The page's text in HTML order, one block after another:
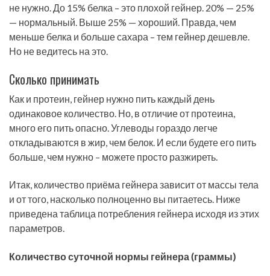
не нужно. До 15% белка – это плохой гейнер. 20% — 25%
— нормальный. Выше 25% — хороший. Правда, чем
меньше белка и больше сахара – тем гейнер дешевле.
Но не ведитесь на это.
Сколько принимать
Как и протеин, гейнер нужно пить каждый день
одинаковое количество. Но, в отличие от протеина,
много его пить опасно. Углеводы гораздо легче
откладываются в жир, чем белок. И если будете его пить
больше, чем нужно – можете просто разжиреть.
Итак, количество приёма гейнера зависит от массы тела
и от того, насколько полноценно вы питаетесь. Ниже
приведена таблица потребления гейнера исходя из этих
параметров.
Количество суточной нормы гейнера (граммы)